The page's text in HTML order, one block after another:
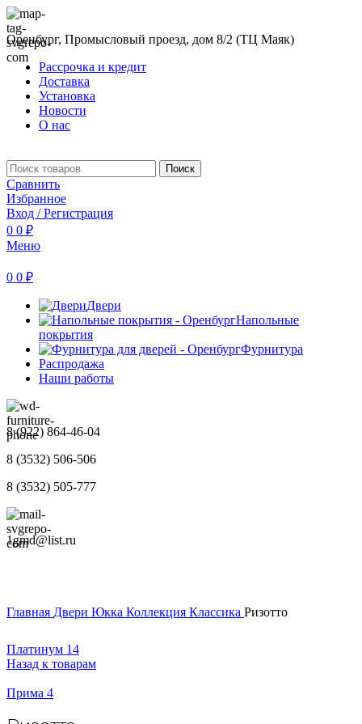
Оренбург, Промысловый проезд, дом 8/2 (ТЦ Маяк)
Рассрочка и кредит
Доставка
Установка
Новости
О нас
Поиск
Сравнить
Избранное
Вход / Регистрация
0 0 ₽
Меню
0 0 ₽
Двери
Напольные
покрытия
Фурнитура
Распродажа
Наши работы
8 (922) 864-46-04
8 (3532) 506-506
8 (3532) 505-777
1gmd@list.ru
Главная Двери Юкка Коллекция Классика Ризотто
Платинум 14
Назад к товарам
Прима 4